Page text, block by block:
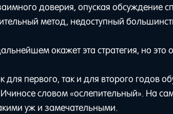
доверия, опуская обсуждение
метод, недоступный
окажет эта стратегия, но
первого, так и для второго годов
словом «ослепительный». На
уж и замечательными.